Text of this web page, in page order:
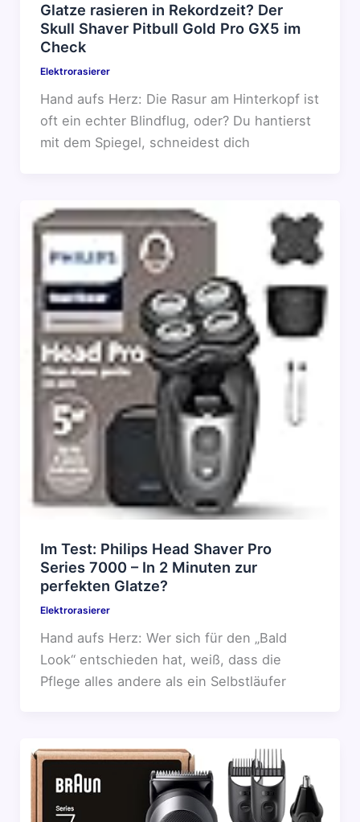
Glatze rasieren in Rekordzeit? Der
Skull Shaver Pitbull Gold Pro GX5 im
Check
Elektrorasierer
Hand aufs Herz: Die Rasur am Hinterkopf ist
oft ein echter Blindflug, oder? Du hantierst
mit dem Spiegel, schneidest dich
Im Test: Philips Head Shaver Pro
Series 7000 – In 2 Minuten zur
perfekten Glatze?
Elektrorasierer
Hand aufs Herz: Wer sich für den „Bald
Look“ entschieden hat, weiß, dass die
Pflege alles andere als ein Selbstläufer